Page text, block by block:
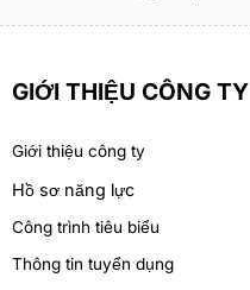
GIỚI THIỆU CÔNG TY
Giới thiệu công ty
Hồ sơ năng lực
Công trình tiêu biểu
Thông tin tuyển dụng